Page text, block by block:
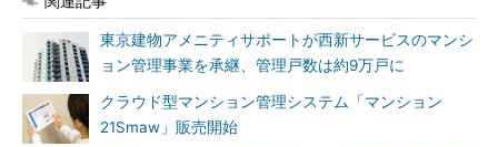
東京建物アメニティサポートが西新サービスのマンシ
ョン管理事業を承継、管理戸数は約9万戸に
クラウド型マンション管理システム「マンション
21Smaw」販売開始